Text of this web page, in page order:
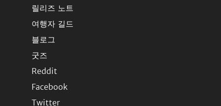
릴리즈 노트
여행자 길드
블로그
굿즈
Reddit
Facebook
Twitter